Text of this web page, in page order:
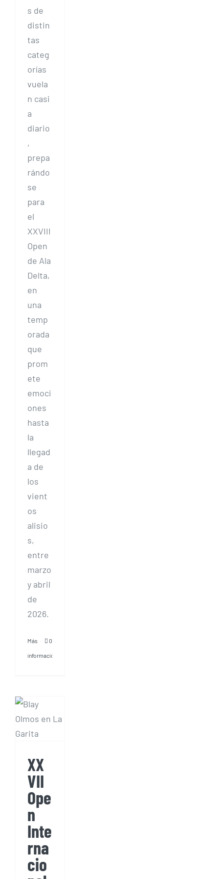
s de
distin
tas
categ
orías
vuela
n casi
a
diario
,
prepa
rándo
se
para
el
XXVIII
Open
de Ala
Delta,
en
una
temp
orada
que
prom
ete
emoci
ones
hasta
la
llegad
a de
los
vient
os
alisio
s,
entre
marzo
y abril
de
2026.
Más
información
0
Internacional
de
Canarias
Delta
FAI2
XX
VII
Ope
n
Inte
rna
cio